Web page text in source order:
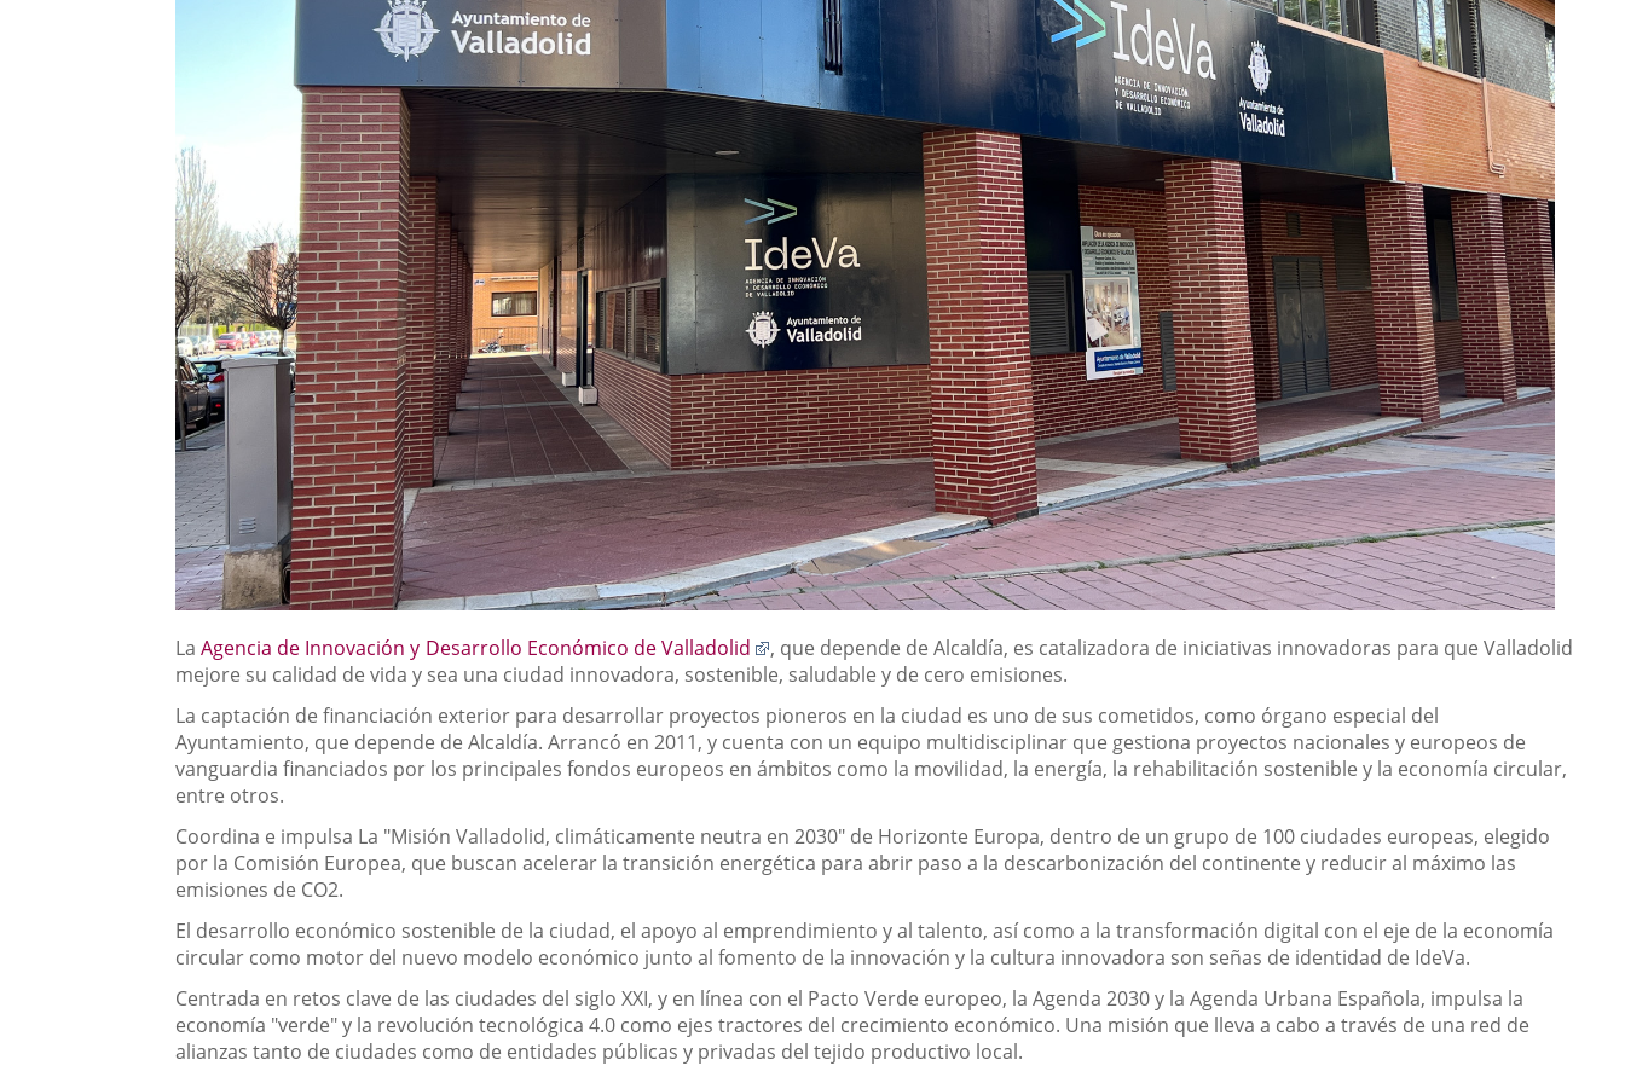
LaAgencia de Innovación y Desarrollo Económico de Valladolid
Enlace
a
aplicación
externa.
, que depende de Alcaldía, es catalizadora de iniciativas innovadoras para que Valladolid
mejore su calidad de vida y sea una ciudad innovadora, sostenible, saludable y de cero emisiones.
La captación de financiación exterior para desarrollar proyectos pioneros en la ciudad es uno de sus cometidos, como órgano especial del
Ayuntamiento, que depende de Alcaldía. Arrancó en 2011, y cuenta con un equipo multidisciplinar que gestiona proyectos nacionales y europeos de
vanguardia financiados por los principales fondos europeos en ámbitos como la movilidad, la energía, la rehabilitación sostenible y la economía circular,
entre otros.
Coordina e impulsa La "Misión Valladolid, climáticamente neutra en 2030" de Horizonte Europa, dentro de un grupo de 100 ciudades europeas, elegido
por la Comisión Europea, que buscan acelerar la transición energética para abrir paso a la descarbonización del continente y reducir al máximo las
emisiones de CO2.
El desarrollo económico sostenible de la ciudad, el apoyo al emprendimiento y al talento, así como a la transformación digital con el eje de la economía
circular como motor del nuevo modelo económico junto al fomento de la innovación y la cultura innovadora son señas de identidad de IdeVa.
Centrada en retos clave de las ciudades del siglo XXI, y en línea con el Pacto Verde europeo, la Agenda 2030 y la Agenda Urbana Española, impulsa la
economía "verde" y la revolución tecnológica 4.0 como ejes tractores del crecimiento económico. Una misión que lleva a cabo a través de una red de
alianzas tanto de ciudades como de entidades públicas y privadas del tejido productivo local.